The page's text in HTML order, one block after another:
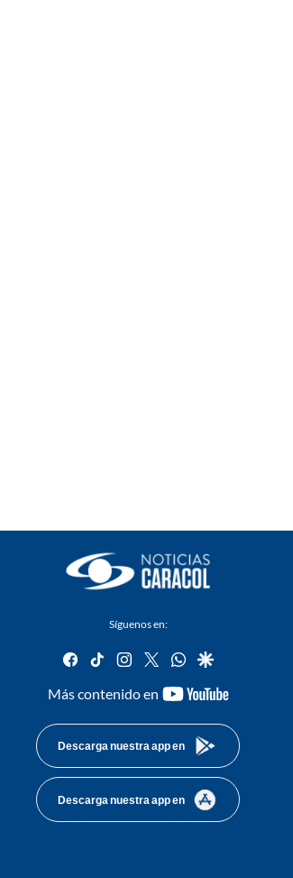
Síguenos en:
facebook
tiktok instagram
twitterwhatsapp
google
Más contenido en
youtube-
Descarga nuestra app en
Descarga nuestra app en